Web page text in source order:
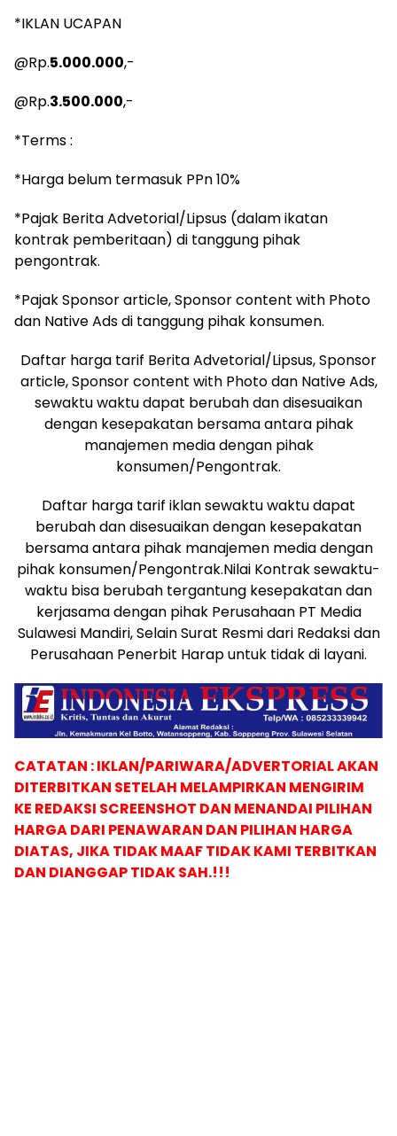
*IKLAN UCAPAN
@Rp.5.000.000,-
@Rp.3.500.000,-
*Terms :
*Harga belum termasuk PPn 10%
*Pajak Berita Advetorial/Lipsus (dalam ikatan
kontrak pemberitaan) di tanggung pihak
pengontrak.
*Pajak Sponsor article, Sponsor content with Photo
dan Native Ads di tanggung pihak konsumen.
Daftar harga tarif Berita Advetorial/Lipsus, Sponsor
article, Sponsor content with Photo dan Native Ads,
sewaktu waktu dapat berubah dan disesuaikan
dengan kesepakatan bersama antara pihak
manajemen media dengan pihak
konsumen/Pengontrak.
Daftar harga tarif iklan sewaktu waktu dapat
berubah dan disesuaikan dengan kesepakatan
bersama antara pihak manajemen media dengan
pihak konsumen/Pengontrak.Nilai Kontrak sewaktu-
waktu bisa berubah tergantung kesepakatan dan
kerjasama dengan pihak Perusahaan PT Media
Sulawesi Mandiri, Selain Surat Resmi dari Redaksi dan
Perusahaan Penerbit Harap untuk tidak di layani.
CATATAN : IKLAN/PARIWARA/ADVERTORIAL AKAN
DITERBITKAN SETELAH MELAMPIRKAN MENGIRIM
KE REDAKSI SCREENSHOT DAN MENANDAI PILIHAN
HARGA DARI PENAWARAN DAN PILIHAN HARGA
DIATAS, JIKA TIDAK MAAF TIDAK KAMI TERBITKAN
DAN DIANGGAP TIDAK SAH.!!!